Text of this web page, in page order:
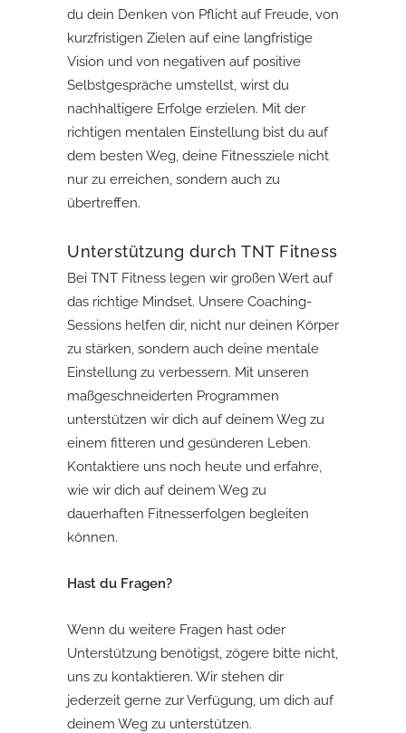
du dein Denken von Pflicht auf Freude, von
kurzfristigen Zielen auf eine langfristige
Vision und von negativen auf positive
Selbstgespräche umstellst, wirst du
nachhaltigere Erfolge erzielen. Mit der
richtigen mentalen Einstellung bist du auf
dem besten Weg, deine Fitnessziele nicht
nur zu erreichen, sondern auch zu
übertreffen.
Unterstützung durch TNT Fitness
Bei TNT Fitness legen wir großen Wert auf
das richtige Mindset. Unsere Coaching-
Sessions helfen dir, nicht nur deinen Körper
zu stärken, sondern auch deine mentale
Einstellung zu verbessern. Mit unseren
maßgeschneiderten Programmen
unterstützen wir dich auf deinem Weg zu
einem fitteren und gesünderen Leben.
Kontaktiere uns noch heute und erfahre,
wie wir dich auf deinem Weg zu
dauerhaften Fitnesserfolgen begleiten
können.
Hast du Fragen?
Wenn du weitere Fragen hast oder
Unterstützung benötigst, zögere bitte nicht,
uns zu kontaktieren. Wir stehen dir
jederzeit gerne zur Verfügung, um dich auf
deinem Weg zu unterstützen.